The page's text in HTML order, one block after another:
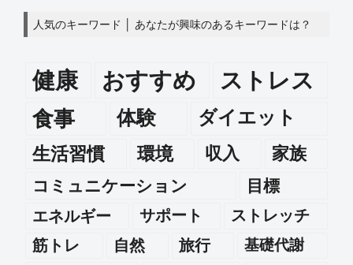
人気のキーワード │ あなたが興味のあるキーワードは？
健康 おすすめ ストレス
食事 体験
ダイエット
生活習慣
環境 収入 家族
コミュニケーション
目標
エネルギー
サポート
ストレッチ
筋トレ
自然 旅行 基礎代謝